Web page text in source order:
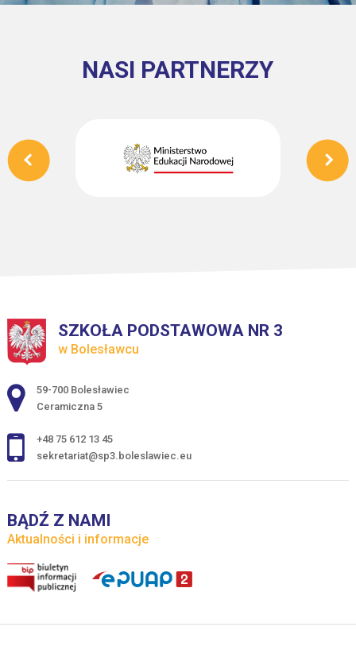
NASI PARTNERZY
SZKOŁA PODSTAWOWA NR 3
w Bolesławcu
Adres pocztowy:
59-700 Bolesławiec
Ceramiczna 5
+48 75 612 13 45
sekretariat@sp3.boleslawiec.eu
BĄDŹ Z NAMI
Aktualności i informacje